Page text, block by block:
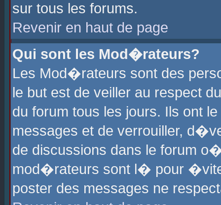
sur tous les forums.
Revenir en haut de page
Qui sont les Mod�rateurs?
Les Mod�rateurs sont des
le but est de veiller au respect
du forum tous les jours. Ils ont
messages et de verrouiller,
de discussions dans le forum
mod�rateurs sont l� pour
poster des messages ne